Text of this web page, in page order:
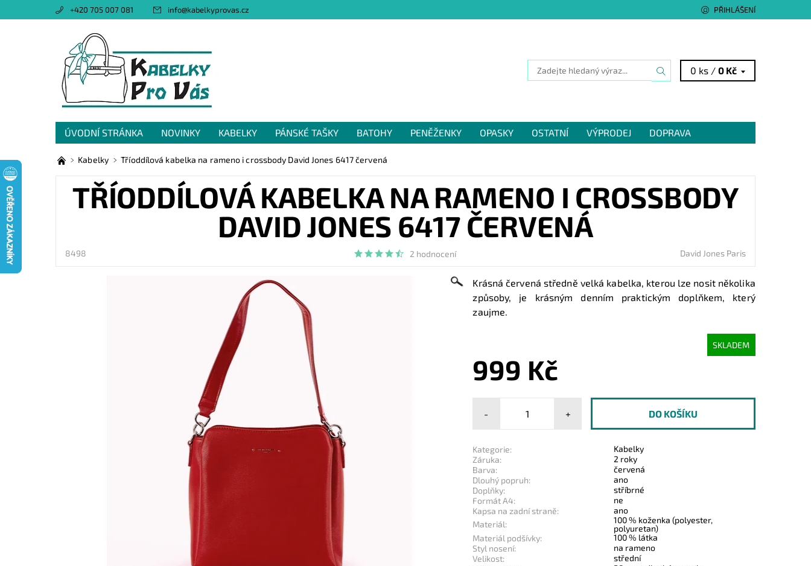
+420 705 007 081 info@kabelkyprovas.cz PŘIHLÁŠENÍ
0 ks /0 Kč
ÚVODNÍ STRÁNKA NOVINKY KABELKY PÁNSKÉ TAŠKY BATOHY PENĚŽENKY OPASKY OSTATNÍ VÝPRODEJ
DOPRAVA
OBCHODNÍ PODMÍNKY
GDPR NAPIŠTE NÁM
Kabelky Tříoddílová kabelka na rameno i crossbody David Jones 6417 červená
TŘÍODDÍLOVÁ KABELKA NA RAMENO I CROSSBODY
DAVID JONES 6417 ČERVENÁ
8498 2 hodnocení David Jones Paris
Krásná červená středně velká kabelka, kterou lze nosit několika
způsoby, je krásným denním praktickým doplňkem, který
zaujme.
SKLADEM
999 Kč
- +
Kategorie:
Kabelky
Záruka:
2 roky
Barva:
červená
Dlouhý popruh:
ano
Doplňky:
stříbrné
Formát A4:
ne
Kapsa na zadní straně:
ano
Materiál:
100 % koženka (polyester,
polyuretan)
Materiál podšívky:
100 % látka
Styl nosení:
na rameno
Velikost:
střední